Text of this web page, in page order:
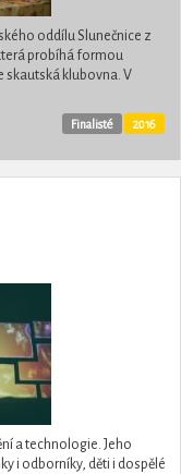
oddílu Slunečnice z
probíhá formou
skautská klubovna. V
2016
Finalisté
a technologie. Jeho
i odborníky, děti i dospělé